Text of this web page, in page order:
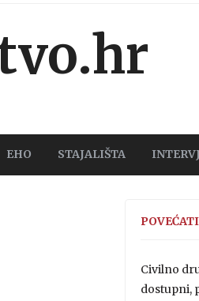
EHO STAJALIŠTA
Civilno
dostupni,